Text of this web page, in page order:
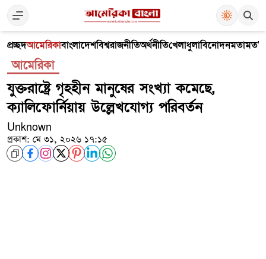
প্রচ্ছদআমেরিকাবাংলাদেশবিশ্বরাজনীতিঅর্থনীতিখেলাধুলাবিনোদনমতামত
আমেরিকা
যুক্তরাষ্ট্রে গৃহহীন মানুষের সংখ্যা কমেছে,
ক্যালিফোর্নিয়ায় উল্লেখযোগ্য পরিবর্তন
Unknown
প্রকাশ: মে ৩১, ২০২৬ ১৭:১৫